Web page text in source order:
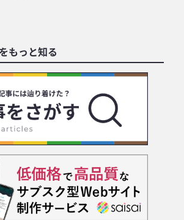
もっと知る